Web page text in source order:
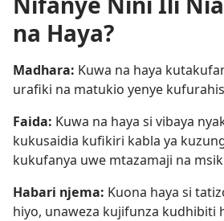
na Haya?
Madhara: Kuwa na haya
urafiki na matukio yenye
Faida: Kuwa na haya si vibaya
kukusaidia kufikiri kabla ya
kukufanya uwe mtazamaji na
Habari njema: Kuona haya si
hiyo, unaweza kujifunza kudhibiti